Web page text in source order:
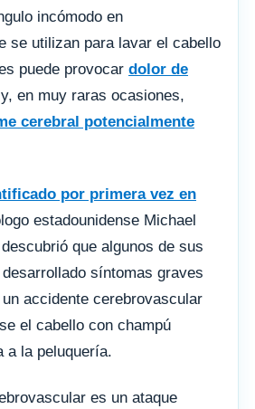
incómodo en
se utilizan para lavar el cabello
puede provocar dolor de
en muy raras ocasiones,
cerebral potencialmente
por primera vez en
estadounidense Michael
que algunos de sus
síntomas graves
accidente cerebrovascular
el cabello con champú
a la peluquería.
es un ataque